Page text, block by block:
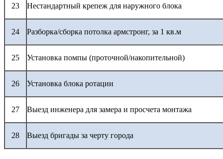
23 Нестандартный крепеж для наружного блока
24 Разборка/сборка потолка армстронг, за 1 кв.м
25 Установка помпы (проточной/накопительной)
26 Установка блока ротации
27 Выезд инженера для замера и просчета монтажа
28 Выезд бригады за черту города